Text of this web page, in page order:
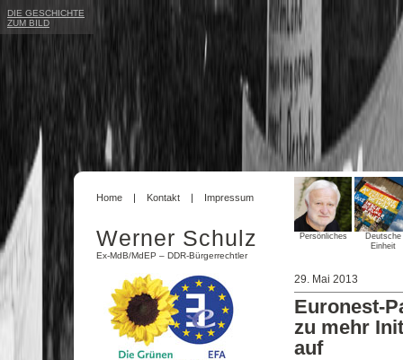
29. Mai 2013
Euronest-
zu mehr
auf
Home Kontakt Impressum
Werner Schulz
Ex-MdB/MdEP – DDR-Bürgerrechtler
Persönliches
Deutsche
Einheit
DIE GESCHICHTE
ZUM BILD